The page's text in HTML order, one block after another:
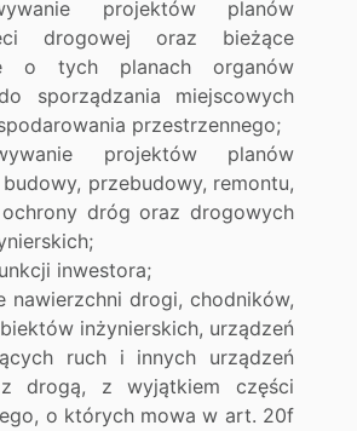
projektów planów
drogowej oraz bieżące
o tych planach organów
sporządzania miejscowych
przestrzennego;
projektów planów
przebudowy, remontu,
dróg oraz drogowych
inwestora;
nawierzchni drogi, chodników,
inżynierskich, urządzeń
ruch i innych urządzeń
z drogą, z wyjątkiem części
o których mowa w art. 20f